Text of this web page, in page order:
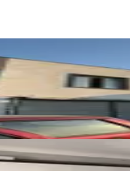
1+1 Daire
Kiralık 2+1 Daire